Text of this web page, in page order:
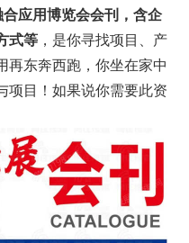
应用博览会会刊，含企
式等 ，是你寻找项目、产
再东奔西跑，你坐在家中
项目！如果说你需要此资